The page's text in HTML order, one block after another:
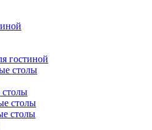
гостиной
столы
столы
столы